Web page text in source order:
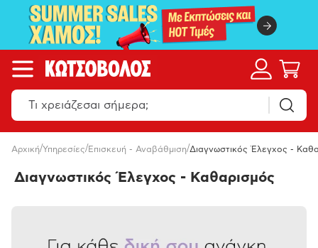
Αρχική/Υπηρεσίες/Επισκευή - Αναβάθμιση/Διαγνωστικός Έλεγχος -
Διαγνωστικός Έλεγχος - Καθαρισμός